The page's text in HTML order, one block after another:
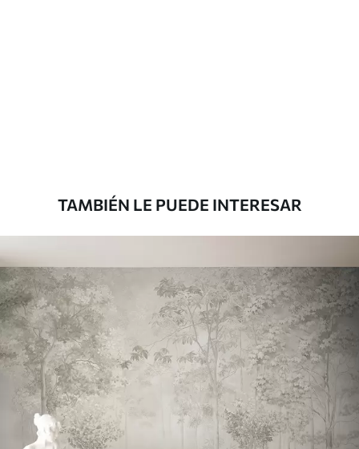
Vinilo Premium
175.00105.00S/m²
TAMBIÉN LE PUEDE INTERESAR